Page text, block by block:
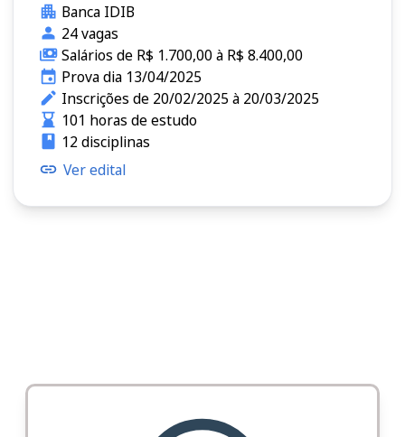
Banca IDIB
24 vagas
Salários de R$ 1.700,00 à R$ 8.400,00
Prova dia 13/04/2025
Inscrições de 20/02/2025 à 20/03/2025
101 horas de estudo
12 disciplinas
Ver edital